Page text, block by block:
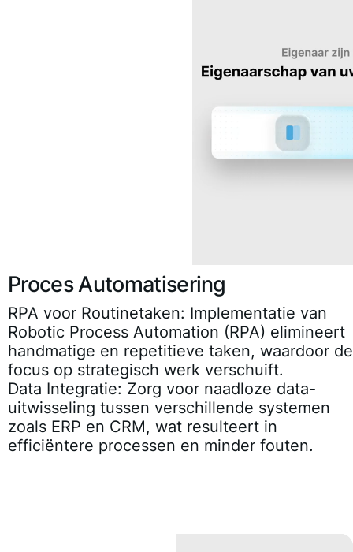
Proces Automatisering
RPA voor Routinetaken: Implementatie van
Robotic Process Automation (RPA) elimineert
handmatige en repetitieve taken, waardoor de
focus op strategisch werk verschuift.
Data Integratie: Zorg voor naadloze data-
uitwisseling tussen verschillende systemen
zoals ERP en CRM, wat resulteert in
efficiëntere processen en minder fouten.